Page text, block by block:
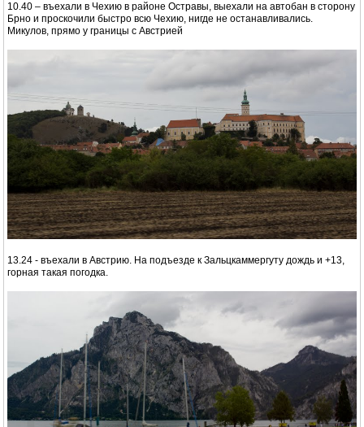
10.40 – въехали в Чехию в районе Остравы, выехали на автобан в сторону
Брно и проскочили быстро всю Чехию, нигде не останавливались.
Микулов, прямо у границы с Австрией
13.24 - въехали в Австрию. На подъезде к Зальцкаммергуту дождь и +13,
горная такая погодка.